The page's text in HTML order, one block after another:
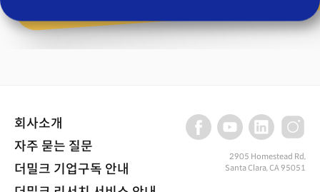
회사소개
자주 묻는 질문
더밀크 기업구독 안내
2905 Homestead Rd,
Santa Clara, CA 95051